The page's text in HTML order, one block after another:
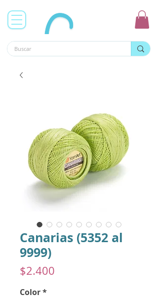
Canarias (5352 al
9999)
$2.400
Color*